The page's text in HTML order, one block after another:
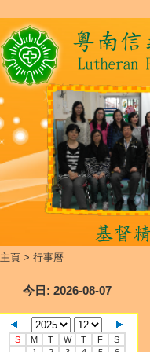
主頁> 行事曆
今日 : 2026-08-07
S M T W T F
S